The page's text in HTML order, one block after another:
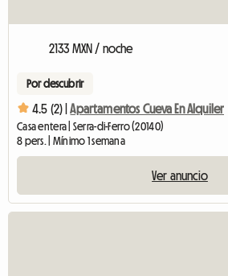
2133 MXN / noche
Por descubrir
4.5 (2) | Apartamentos Cueva En Alquiler
Casa entera | Serra-di-Ferro (20140)
8 pers. | Mínimo 1 semana
Ver anuncio